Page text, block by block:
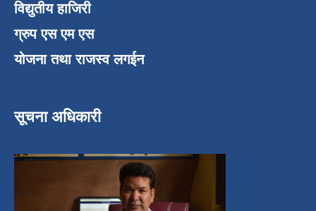
विद्युतीय हाजिरी
ग्रुप एस एम एस
योजना तथा राजस्व लगईन
सूचना अधिकारी